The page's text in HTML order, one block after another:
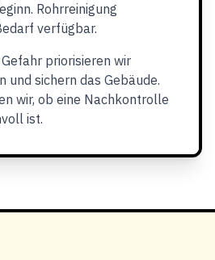
Rohrreinigung
verfügbar.
priorisieren wir
und sichern das Gebäude.
wir, ob eine Nachkontrolle
ist.